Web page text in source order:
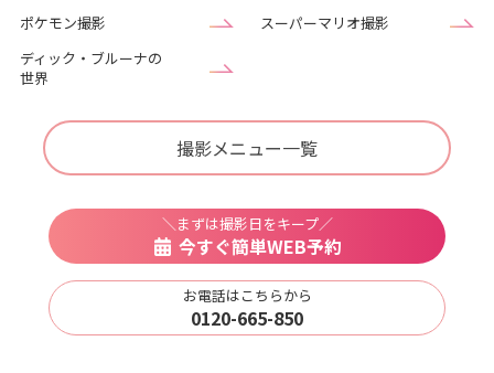
ポケモン撮影
スーパーマリオ撮影
ディック・ブルーナの
世界
撮影メニュー一覧
＼まずは撮影日をキープ／
今すぐ簡単WEB予約
お電話はこちらから
0120-665-850